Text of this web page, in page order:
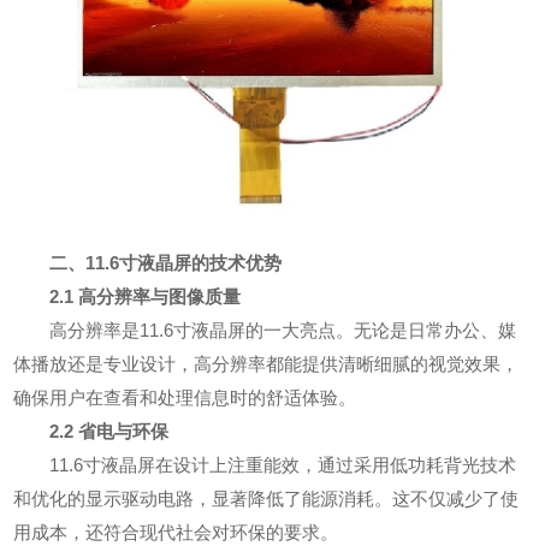
二、11.6寸液晶屏的技术优势
2.1 高分辨率与图像质量
高分辨率是11.6寸液晶屏的一大亮点。无论是日常办公、媒
体播放还是专业设计，高分辨率都能提供清晰细腻的视觉效果，
确保用户在查看和处理信息时的舒适体验。
2.2 省电与环保
11.6寸液晶屏在设计上注重能效，通过采用低功耗背光技术
和优化的显示驱动电路，显著降低了能源消耗。这不仅减少了使
用成本，还符合现代社会对环保的要求。